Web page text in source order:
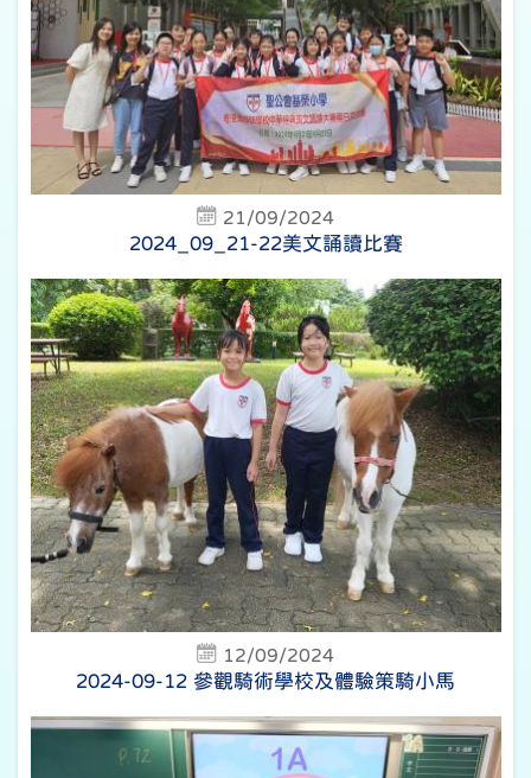
21/09/2024
2024_09_21-22美文誦讀比賽
12/09/2024
2024-09-12 參觀騎術學校及體驗策騎小馬